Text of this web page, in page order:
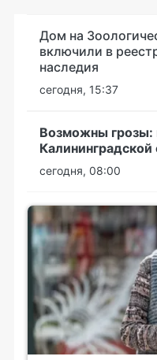
Дом на
включили в
наследия
сегодня, 15:37
Возможны грозы:
Калининградской
сегодня, 08:00